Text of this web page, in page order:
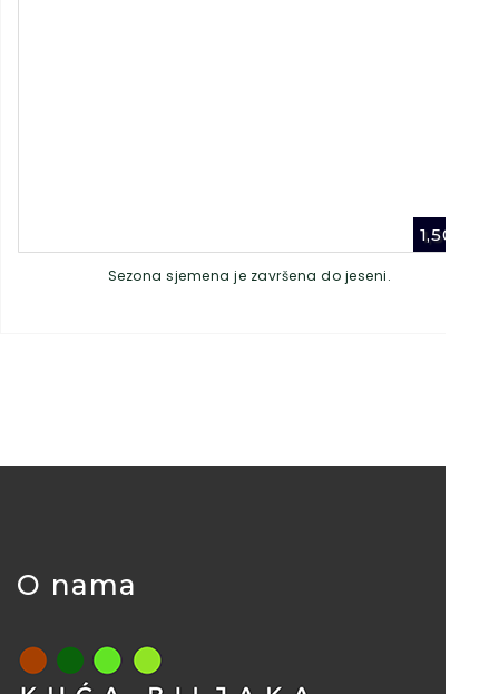
1,50
Sezona sjemena je završena do jeseni.
O nama